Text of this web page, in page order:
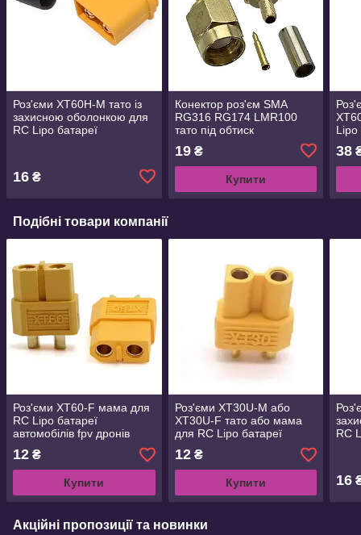
Роз'єми XT60H-M тато із
захисною оболонкою для
RC Lipo батареї
16 ₴
Конектор роз'єм SMA
RG316 RG174 LMR100
тато під обтиск
19₴
Купити
Lipo
38
Подібні товари компанії
Роз'єми XT60-F мама для
RC Lipo батареї
автомобілів fpv дронів
літаків
12 ₴
Купити
Роз'єми XT30U-M або
XT30U-F тато або мама
для RC Lipo батареї
автомобілів fpv дронів
літаків
12₴
Купити
RC
16
Акційні пропозиції та новинки